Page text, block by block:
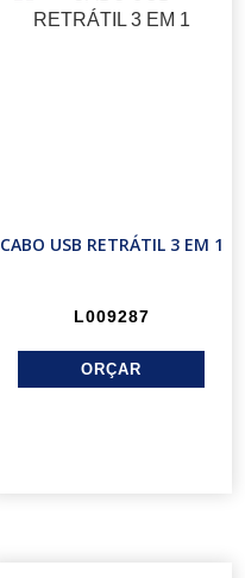
CABO USB RETRÁTIL 3 EM 1
L009287